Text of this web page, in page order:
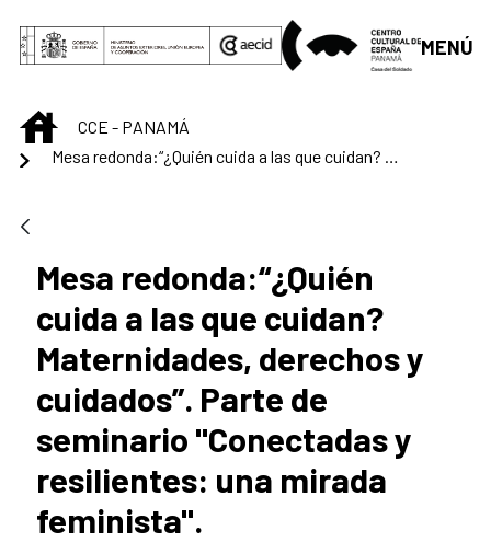
Saltar al contenido principal
MENÚ
INICIOCCE - PANAMÁ
Mesa redonda:​“¿Quién
cuida a las que cuidan?
Maternidades, derechos y
cuidados”. Parte de
seminario "Conectadas y
resilientes: una mirada
feminista".